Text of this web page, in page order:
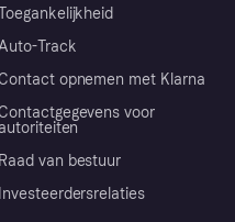
Track
opnemen met Klarna
voor
autoriteiten
Raad van bestuur
Investeerdersrelaties